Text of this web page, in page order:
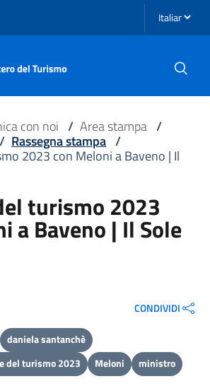
Seleziona
navigazione
con noi / Area stampa /
/ Rassegna stampa /
2023 con Meloni a Baveno | Il
turismo 2023
a Baveno | Il Sole
CONDIVIDI
daniela santanchè
del turismo 2023
Meloni ministro